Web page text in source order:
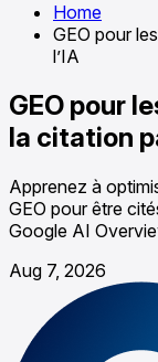
Home
GEO pour
l’IA
GEO pour
la citation
Apprenez à
GEO pour être
Google AI
Aug 7, 2026